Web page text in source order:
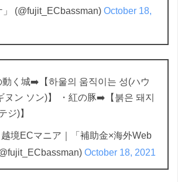
」 (@fujit_ECbassman) October 18,
動く城➡️【하울의 움직이는 성(ハウ
ヌン ソン)】 ・紅の豚➡️【붉은 돼지
ジ)】
境ECマニア｜「補助金×海外Web
October 18, 2021